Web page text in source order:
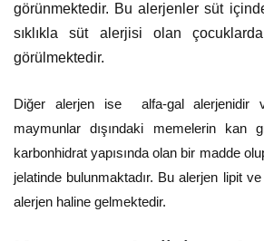
görünmektedir. Bu alerjenler süt
sıklıkla süt alerjisi olan
görülmektedir.
Diğer alerjen ise alfa-gal alerjenidir
maymunlar dışındaki memelerin kan
karbonhidrat yapısında olan bir madde
jelatinde bulunmaktadır. Bu alerjen lipit
alerjen haline gelmektedir.